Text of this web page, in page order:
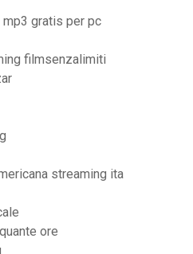
mp3 gratis per pc
filmsenzalimiti
streaming ita
ore